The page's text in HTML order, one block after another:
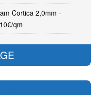
Cortica 2,0mm -
qm